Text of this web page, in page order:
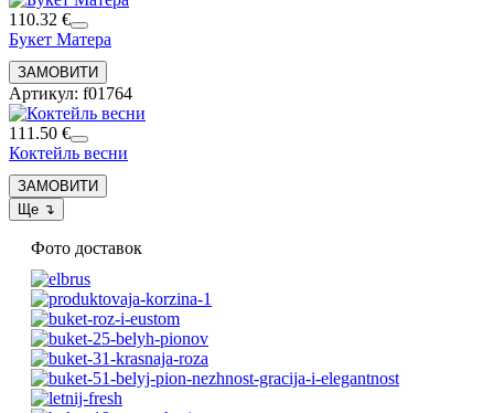
110.32 €
Букет Матера
Артикул: f01764
111.50 €
Коктейль весни
Фото доставок